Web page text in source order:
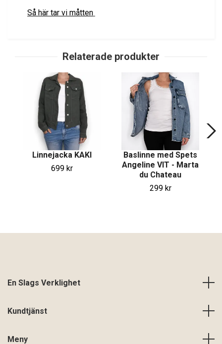
Så här tar vi måtten
Linnejacka KAKI
699 kr
Baslinne med Spets
Angeline VIT - Marta
du Chateau
299 kr
En Slags Verklighet
Kundtjänst
Meny